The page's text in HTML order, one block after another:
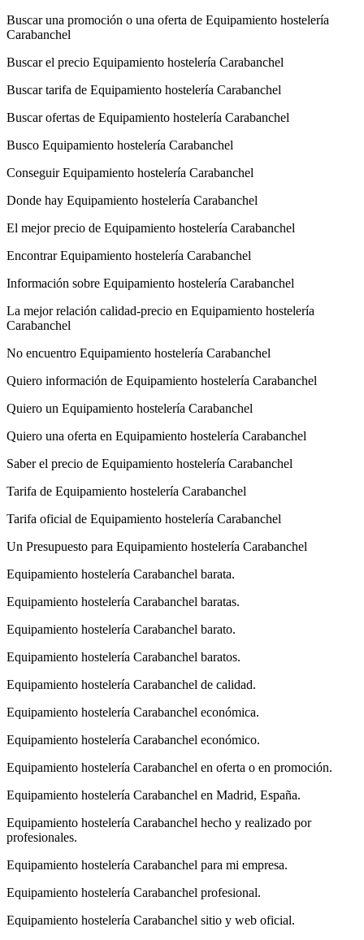
Buscar una promoción o una oferta de Equipamiento hostelería
Carabanchel
Buscar el precio Equipamiento hostelería Carabanchel
Buscar tarifa de Equipamiento hostelería Carabanchel
Buscar ofertas de Equipamiento hostelería Carabanchel
Busco Equipamiento hostelería Carabanchel
Conseguir Equipamiento hostelería Carabanchel
Donde hay Equipamiento hostelería Carabanchel
El mejor precio de Equipamiento hostelería Carabanchel
Encontrar Equipamiento hostelería Carabanchel
Información sobre Equipamiento hostelería Carabanchel
La mejor relación calidad-precio en Equipamiento hostelería
Carabanchel
No encuentro Equipamiento hostelería Carabanchel
Quiero información de Equipamiento hostelería Carabanchel
Quiero un Equipamiento hostelería Carabanchel
Quiero una oferta en Equipamiento hostelería Carabanchel
Saber el precio de Equipamiento hostelería Carabanchel
Tarifa de Equipamiento hostelería Carabanchel
Tarifa oficial de Equipamiento hostelería Carabanchel
Un Presupuesto para Equipamiento hostelería Carabanchel
Equipamiento hostelería Carabanchel barata.
Equipamiento hostelería Carabanchel baratas.
Equipamiento hostelería Carabanchel barato.
Equipamiento hostelería Carabanchel baratos.
Equipamiento hostelería Carabanchel de calidad.
Equipamiento hostelería Carabanchel económica.
Equipamiento hostelería Carabanchel económico.
Equipamiento hostelería Carabanchel en oferta o en promoción.
Equipamiento hostelería Carabanchel en Madrid, España.
Equipamiento hostelería Carabanchel hecho y realizado por
profesionales.
Equipamiento hostelería Carabanchel para mi empresa.
Equipamiento hostelería Carabanchel profesional.
Equipamiento hostelería Carabanchel sitio y web oficial.